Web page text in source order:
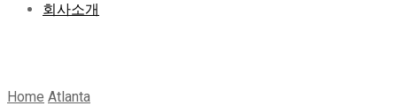
회사소개
Home Atlanta